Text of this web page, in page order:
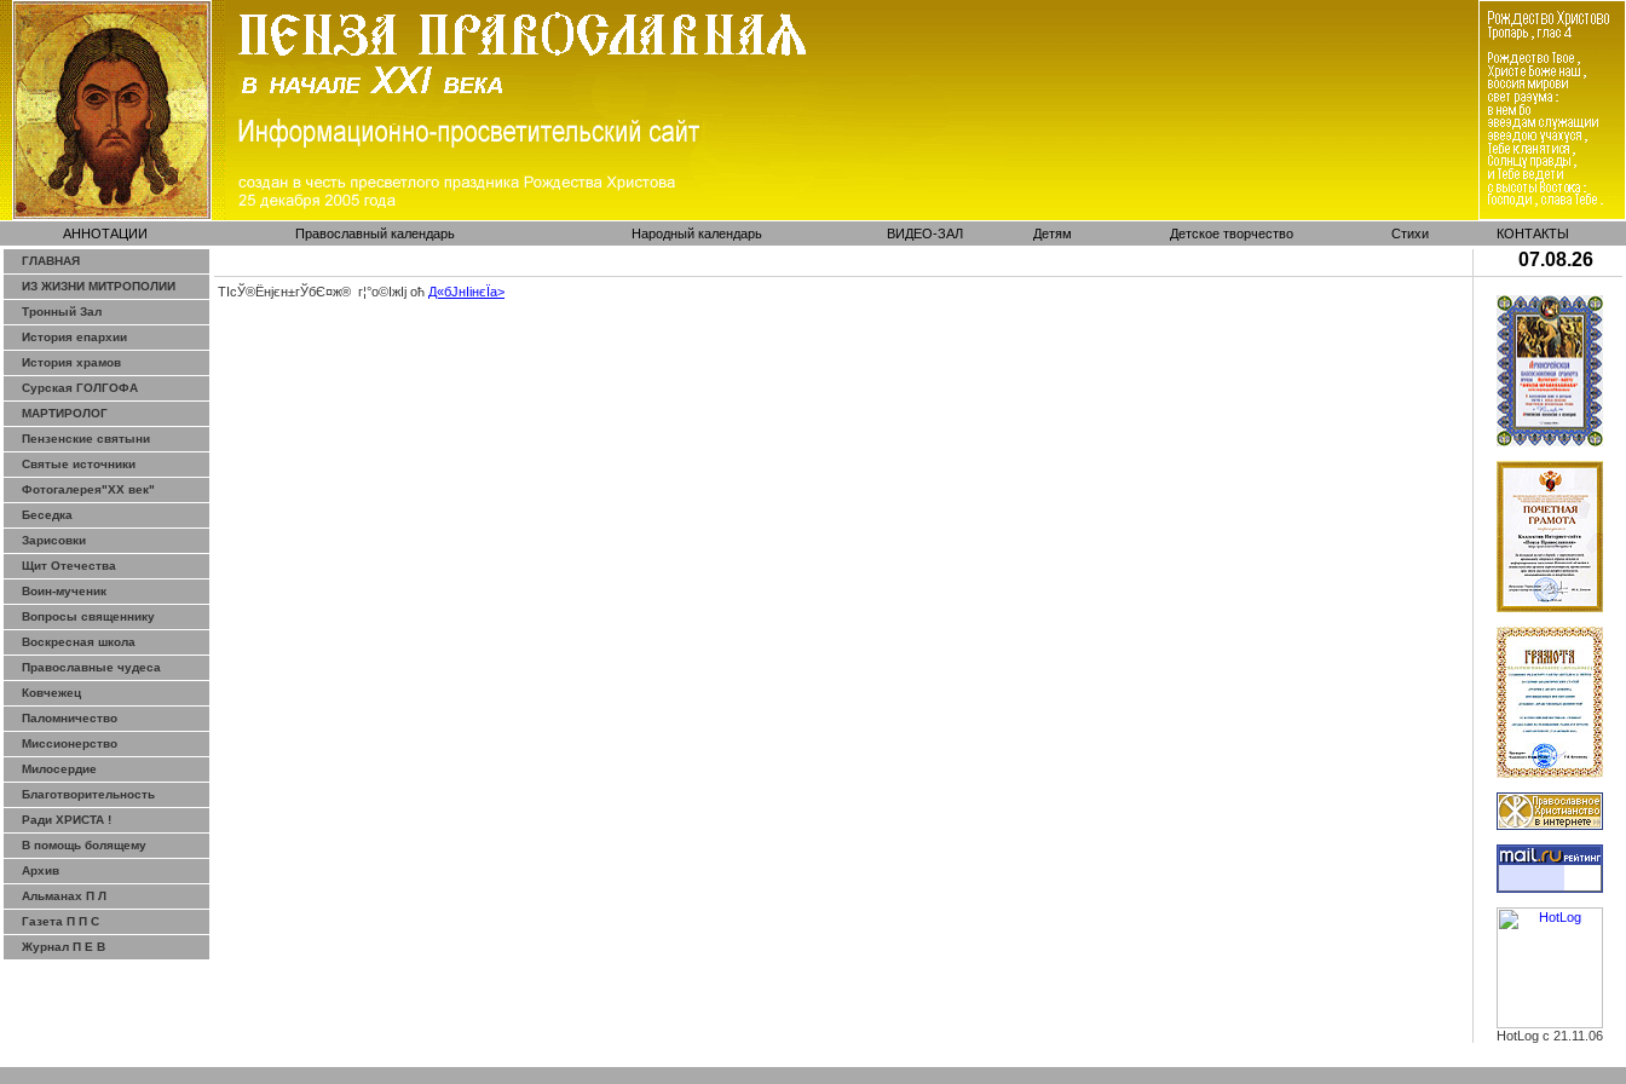
АННОТАЦИИ Православный календарь Народный календарь ВИДЕО-ЗАЛ Детям Детское творчество Стихи КОНТАКТЫ
ГЛАВНАЯ
ИЗ ЖИЗНИ МИТРОПОЛИИ
Тронный Зал
История епархии
История храмов
Сурская ГОЛГОФА
МАРТИРОЛОГ
Пензенские святыни
Святые источники
Фотогалерея"ХХ век"
Беседка
Зарисовки
Щит Отечества
Воин-мученик
Вопросы священнику
Воскресная школа
Православные чудеса
Ковчежец
Паломничество
Миссионерство
Милосердие
Благотворительность
Ради ХРИСТА !
В помощь болящему
Архив
Альманах П Л
Газета П П С
Журнал П Е В
07.08.26
ТІсЎ®Ёнјєн±­гЎ­бЄ¤ж® г¦°о©ІжІј оћ Д«бЈ­нІінєЇa>
HotLog с 21.11.06